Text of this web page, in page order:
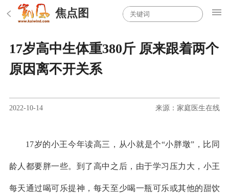
焦点图
17岁高中生体重380斤 原来跟着两个
原因离不开关系
2022-10-14 来源：家庭医生在线
17岁的小王今年读高三，从小就是个“小胖墩”，比同
龄人都要胖一些。到了高中之后，由于学习压力大，小王
每天通过喝可乐提神，每天至少喝一瓶可乐或其他的甜饮